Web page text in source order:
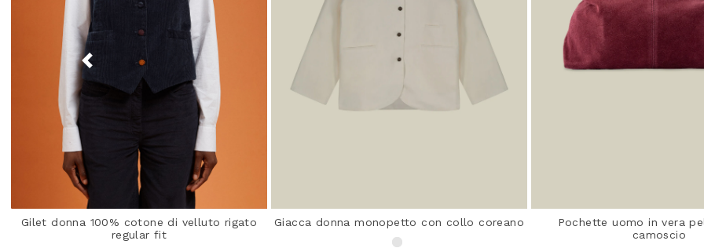
Gilet donna 100% cotone di velluto rigato
regular fit
Giacca donna monopetto con collo coreano
Pochette uomo in vera
camoscio